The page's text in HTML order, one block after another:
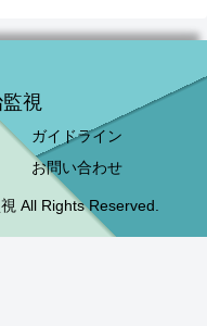
視
ガイドライン
お問い合わせ
All Rights Reserved.